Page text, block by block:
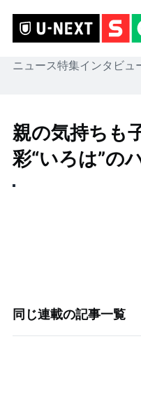
ニュース特集インタビュ
親の気持ちも
彩“いろは”の
同じ連載の記事一覧